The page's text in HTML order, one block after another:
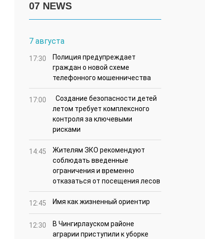
07 NEWS
7 августа
17:30
Полиция предупреждает
граждан о новой схеме
телефонного мошенничества
17:00
Создание безопасности детей
летом требует комплексного
контроля за ключевыми
рисками
14:45
Жителям ЗКО рекомендуют
соблюдать введенные
ограничения и временно
отказаться от посещения лесов
12:45 Имя как жизненный ориентир
12:30
В Чингирлауском районе
аграрии приступили к уборке